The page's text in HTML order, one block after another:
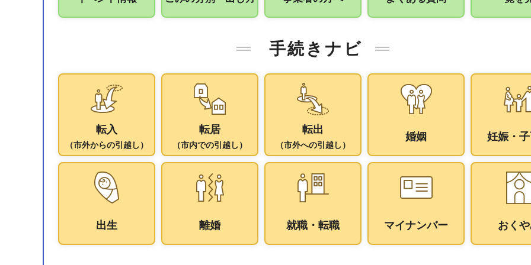
手続きナビ
転入
（市外からの引越し）
転居
（市内での引越し）
転出
（市外への引越し）
婚姻 妊娠・
出生 離婚 就職・転職 マイナンバー おく